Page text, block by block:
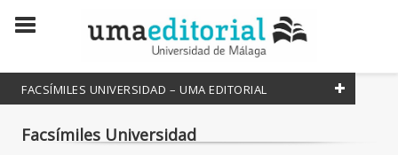
FACSÍMILES UNIVERSIDAD – UMA EDITORIAL
COLECCIONES CIENTÍFICAS
Facsímiles Universidad